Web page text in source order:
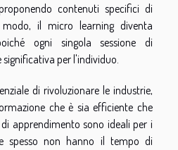
contenuti specifici di
modo, il micro learning diventa
ogni singola sessione di
per l'individuo.
di rivoluzionare le industrie,
che è sia efficiente che
apprendimento sono ideali per i
spesso non hanno il tempo di